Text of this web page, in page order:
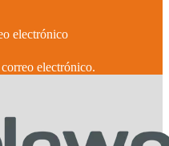
electrónico
electrónico.